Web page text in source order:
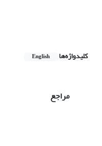
کلیدواژه‌ها English
مراجع